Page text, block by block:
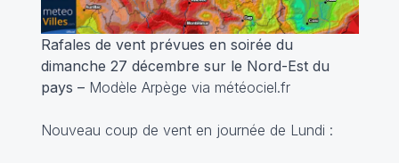
Rafales de vent prévues en soirée du
dimanche 27 décembre sur le Nord-Est du
pays –Modèle Arpège via météociel.fr
Nouveau coup de vent en journée de Lundi :